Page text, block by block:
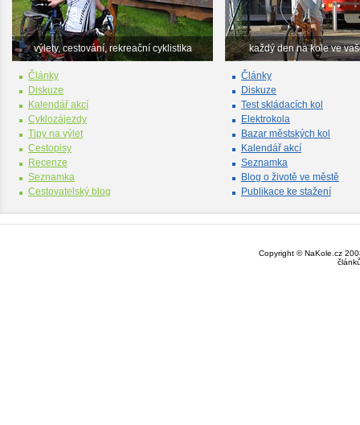
výlety, cestování, rekreační cyklistika
Články
Diskuze
Kalendář akcí
Cyklozájezdy
Tipy na výlet
Cestopisy
Recenze
Seznamka
Cestovatelský blog
každý den na kole ve
Články
Diskuze
Test skládacích kol
Elektrokola
Bazar městských kol
Kalendář akcí
Seznamka
Blog o životě ve městě
Publikace ke stažení
Copyright © NaKole.cz